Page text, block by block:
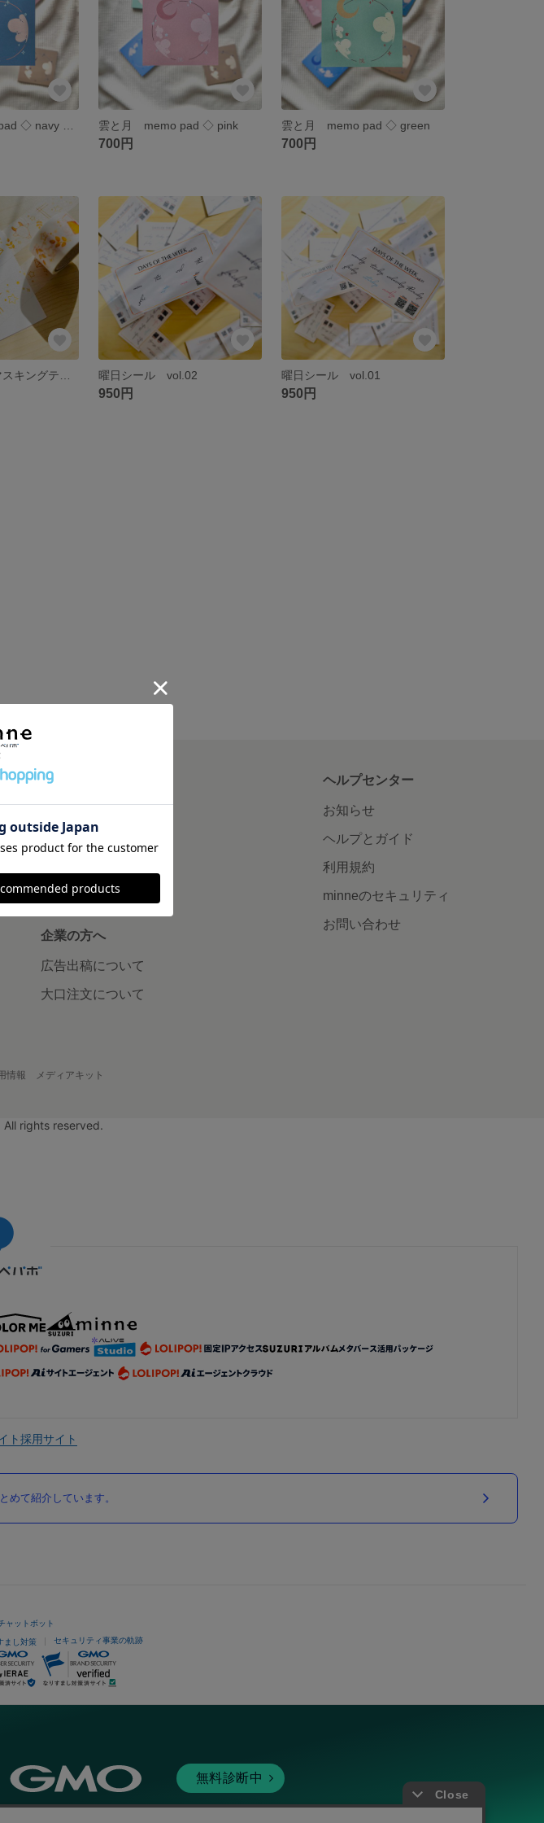
雲と月 memo pad ◇ pink
700円
雲と月 memo pad ◇ green
700円
曜日シール vol.02
950円
曜日シール vol.01
950円
読みもの
minne学習帖
minneの本
企業の方へ
広告出稿について
大口注文について
ヘルプセンター
お知らせ
ヘルプとガイド
利用規約
minneのセキュリティ
お問い合わせ
情報 メディアキット
rights reserved.
ト採用サイト
めて紹介しています。
ャットボット
まし対策 セキュリティ事業の軌跡
無料診断中